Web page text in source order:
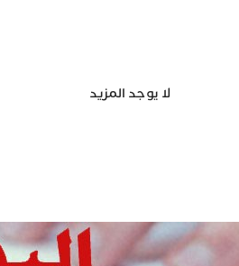
لا يوجد المزيد